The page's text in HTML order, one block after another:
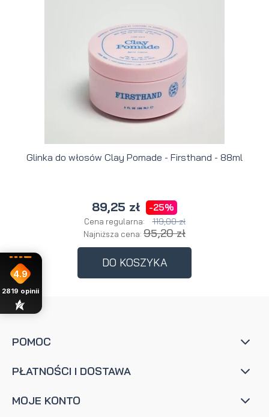
Glinka do włosów Clay Pomade - Firsthand - 88ml
89,25 zł -25%
Cena regularna: 119,00 zł
Najniższa cena: 95,20 zł
DO KOSZYKA
POMOC
PŁATNOŚCI I DOSTAWA
MOJE KONTO
4.9
2819 opinii